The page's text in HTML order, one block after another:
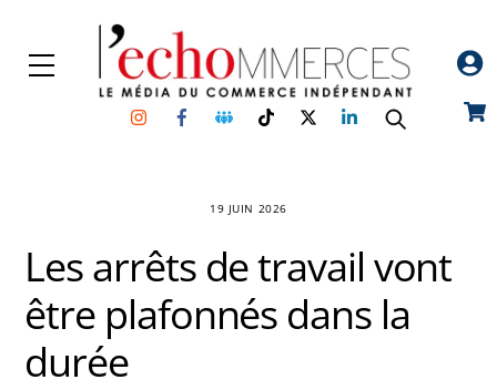
content
Menu
InstagramFacebookGroupe
Facebook
TikTokTwitterLinkedin
19 JUIN 2026
Les arrêts de travail vont
être plafonnés dans la
durée